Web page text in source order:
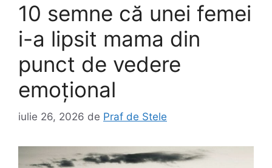
10 semne că unei femei
i-a lipsit mama din
punct de vedere
emoțional
iulie 26, 2026 de Praf de Stele